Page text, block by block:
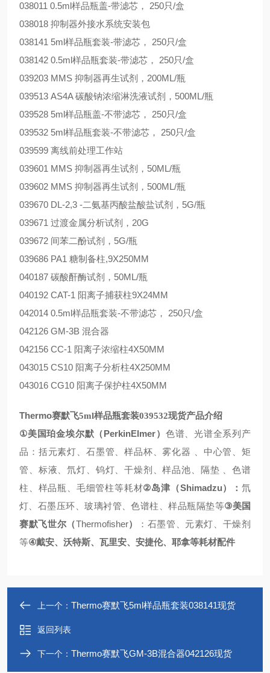
038011 0.5ml样品瓶盖-带滤芯， 250只/盒
038018 抑制器外接水系统安装包
038141 5ml样品瓶套装-带滤芯， 250只/盒
038142 0.5ml样品瓶套装-带滤芯， 250只/盒
039203 MMS 抑制器再生试剂，200ML/瓶
039513 AS4A 碳酸钠浓缩淋洗液试剂，500ML/瓶
039528 5ml样品瓶盖-不带滤芯， 250只/盒
039532 5ml样品瓶套装-不带滤芯， 250只/盒
039599 离线前处理工作站
039601 MMS 抑制器再生试剂，50ML/瓶
039602 MMS 抑制器再生试剂，500ML/瓶
039670 DL-2,3 -二氨基丙酸盐酸盐试剂，5G/瓶
039671 过渡金属分析试剂， 20G
039672 间苯二酚试剂， 5G/瓶
039686 PA1 糖制备柱,9X250MM
040187 碳酸酐酶试剂， 50ML/瓶
040192 CAT-1 阳离子捕获柱9X24MM
042014 0.5ml样品瓶套装-不带滤芯， 250只/盒
042126 GM-3B 混合器
042156 CC-1 阳离子浓缩柱4X50MM
043015 CS10 阳离子分析柱4X250MM
043016 CG10 阳离子保护柱4X50MM
Thermo赛默飞5ml样品瓶套装039532现货产品介绍
①美国珀金埃尔默（ PerkinElmer） 色谱、光谱全系列产
品：括元素灯、石墨管、样品杯、雾化器 、中心管、矩
管、标液、氘灯、钨灯、干燥剂、样品池、隔垫 、色谱
柱、样品瓶、毛细管柱等耗材②岛津（Shimadzu）：氘
灯、石墨压环、玻璃衬管、色谱柱、样品瓶隔垫等③美国
赛默飞世尔（Thermofisher）
：石墨管、元素灯、干燥剂
等④戴安、沃特斯、瓦里安、安捷伦、耶拿等耗材配件
上一个： Thermo赛默飞5ml样品瓶套装038141现货
返回列表
下一个： Thermo赛默飞GM-3B混合器042126现货